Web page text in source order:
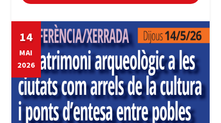
14
MAI
2026